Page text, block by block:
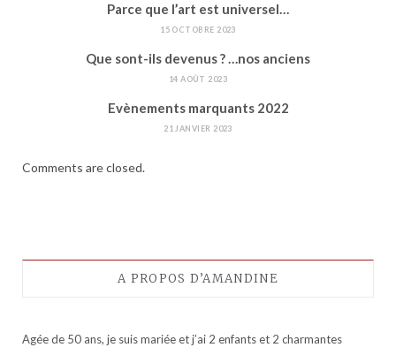
Parce que l’art est universel…
15 OCTOBRE 2023
Que sont-ils devenus ? …nos anciens
14 AOÛT 2023
Evènements marquants 2022
21 JANVIER 2023
Comments are closed.
A PROPOS D’AMANDINE
Agée de 50 ans, je suis mariée et j’ai 2 enfants et 2 charmantes